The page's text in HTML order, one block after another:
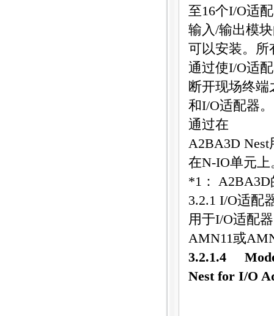
至16个I/O适
输入/输出模
可以安装。所
通过使I/O适
断开现场终
和I/O适配器。
通过在
A2BA3D Nest
在N-IO单元上
*1 ： A2BA3D
3.2.1 I/O适配
用于I/O适配
AMN11或
3.2.1.4
Nest for I/O